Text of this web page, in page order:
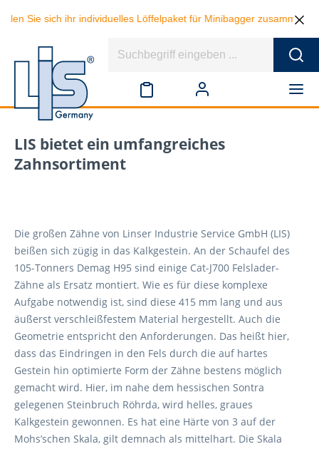
ihr individuelles Löffelpaket für Minibagger zusammen und
LIS bietet ein umfangreiches
Zahnsortiment
Die großen Zähne von Linser Industrie Service GmbH (LIS)
beißen sich zügig in das Kalkgestein. An der Schaufel des
105-Tonners Demag H95 sind einige Cat-J700 Felslader-
Zähne als Ersatz montiert. Wie es für diese komplexe
Aufgabe notwendig ist, sind diese 415 mm lang und aus
äußerst verschleißfestem Material hergestellt. Auch die
Geometrie entspricht den Anforderungen. Das heißt hier,
dass das Eindringen in den Fels durch die auf hartes
Gestein hin optimierte Form der Zähne bestens möglich
gemacht wird. Hier, im nahe dem hessischen Sontra
gelegenen Steinbruch Röhrda, wird helles, graues
Kalkgestein gewonnen. Es hat eine Härte von 3 auf der
Mohs’schen Skala, gilt demnach als mittelhart. Die Skala